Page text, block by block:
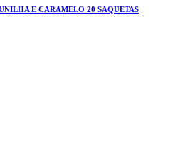
E CARAMELO 20 SAQUETAS